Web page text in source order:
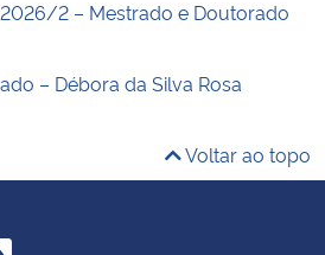
2 – Mestrado e Doutorado
– Débora da Silva Rosa
Voltar ao topo